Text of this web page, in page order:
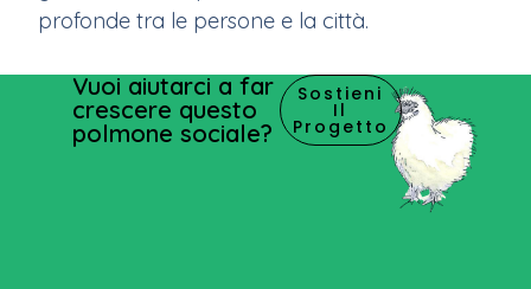
profonde tra le persone e la città.
Vuoi aiutarci a far
crescere questo
polmone sociale?
Sostieni
Il
Progetto